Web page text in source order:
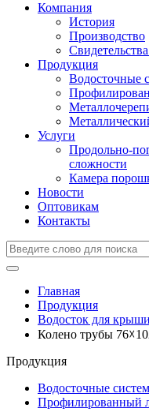
Компания
История
Производство
Продукция
Водосточные
Услуги
Продольно-
сложности
Камера
Новости
Оптовикам
Контакты
Главная
Продукция
Водосток для крыши
Колено трубы
Продукция
Водосточные
Профилированный